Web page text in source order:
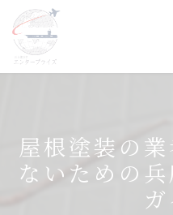
屋根塗装の
ないための